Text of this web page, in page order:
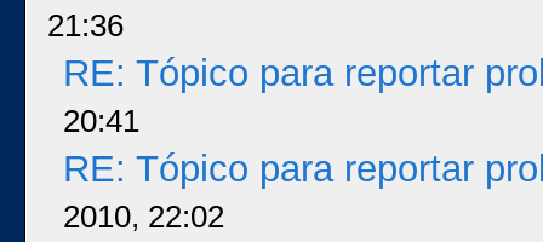
21:36
RE: Tópico para reportar
20:41
RE: Tópico para reportar
2010, 22:02